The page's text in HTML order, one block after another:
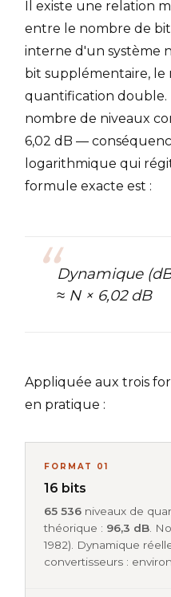
Il existe une relation
entre le nombre de
interne d'un système
bit supplémentaire, le
quantification double.
nombre de niveaux
6,02 dB —
logarithmique qui
formule exacte est :
Dynamique
≈ N × 6,02 dB
Appliquée aux trois
en pratique :
FORMAT 01
16 bits
65 536niveaux de
théorique : 96,3 dB.
1982). Dynamique
convertisseurs :